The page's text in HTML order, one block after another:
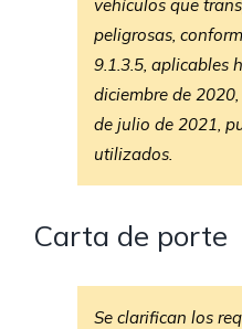
vehículos que
peligrosas,
9.1.3.5, aplicables
diciembre de
de julio de 2021,
utilizados.
Carta de porte
Se clarifican los